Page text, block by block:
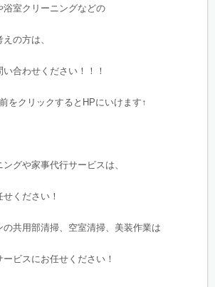
浴室クリーニングなどの
の方は、
い合わせください！！！
をクリックするとHPにいけます↑
グや家事代行サービスは、
ください！
の共用部清掃、空室清掃、美装作業は
ビスにお任せください！